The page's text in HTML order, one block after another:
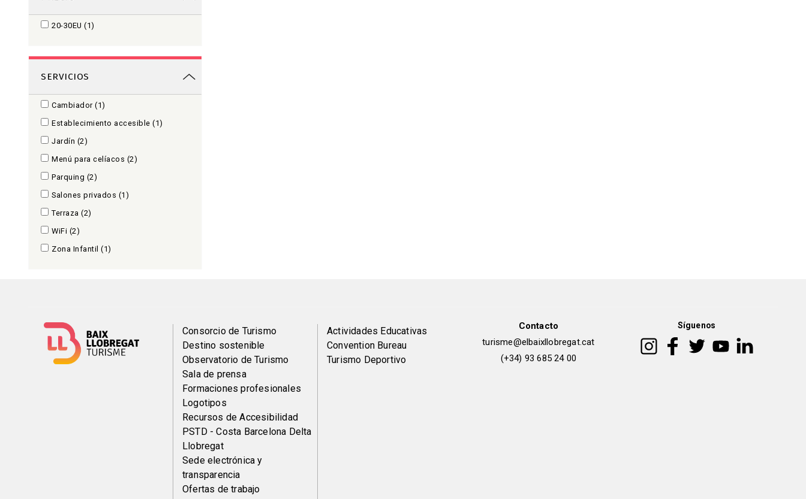
20-30EU (1)
SERVICIOS
Cambiador (1)
Establecimiento accesible (1)
Jardín (2)
Menú para celíacos (2)
Parquing (2)
Salones privados (1)
Terraza (2)
WiFi (2)
Zona Infantil (1)
Menú
del
pie
Consorcio de Turismo
Destino sostenible
Observatorio de Turismo
Sala de prensa
Formaciones profesionales
Logotipos
Recursos de Accesibilidad
PSTD - Costa Barcelona Delta
Llobregat
Sede electrónica y
transparencia
Ofertas de trabajo
Peu
de
Actividades Educativas
Convention Bureau
Turismo Deportivo
Contacto
turisme@elbaixllobregat.cat
(+34) 93 685 24 00
Síguenos